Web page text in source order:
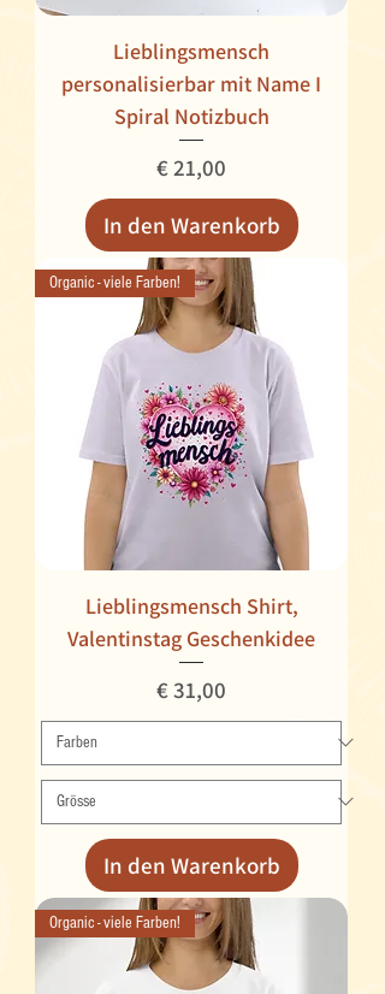
Lieblingsmensch
personalisierbar mit Name I
Spiral Notizbuch
Preis
€ 21,00
In den Warenkorb
Organic - viele Farben!
Lieblingsmensch Shirt,
Valentinstag Geschenkidee
Preis
€ 31,00
In den Warenkorb
Organic - viele Farben!